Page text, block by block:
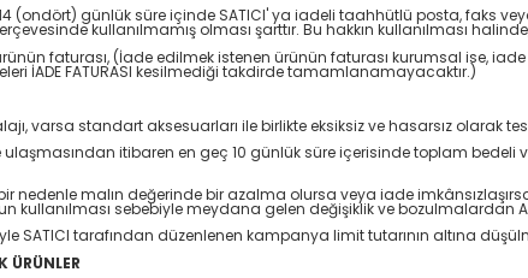
(ondört) günlük süre içinde SATICI' ya iadeli taahhütlü posta, faks
kullanılmamış olması şarttır. Bu hakkın kullanılması
faturası, (İade edilmek istenen ürünün faturası kurumsal ise,
İADE FATURASI kesilmediği takdirde tamamlanamayacaktır.)
varsa standart aksesuarları ile birlikte eksiksiz ve hasarsız olarak
itibaren en geç 10 günlük süre içerisinde toplam bedeli
nedenle malın değerinde bir azalma olursa veya iade
kullanılması sebebiyle meydana gelen değişiklik ve bozulmalardan
SATICI tarafından düzenlenen kampanya limit tutarının altına
ÜRÜNLER